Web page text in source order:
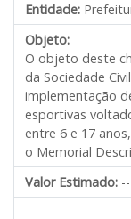
Entidade:
Objeto:
O objeto deste
da Sociedade
implementação
esportivas
entre 6 e 17
o Memorial
Valor Estimado: